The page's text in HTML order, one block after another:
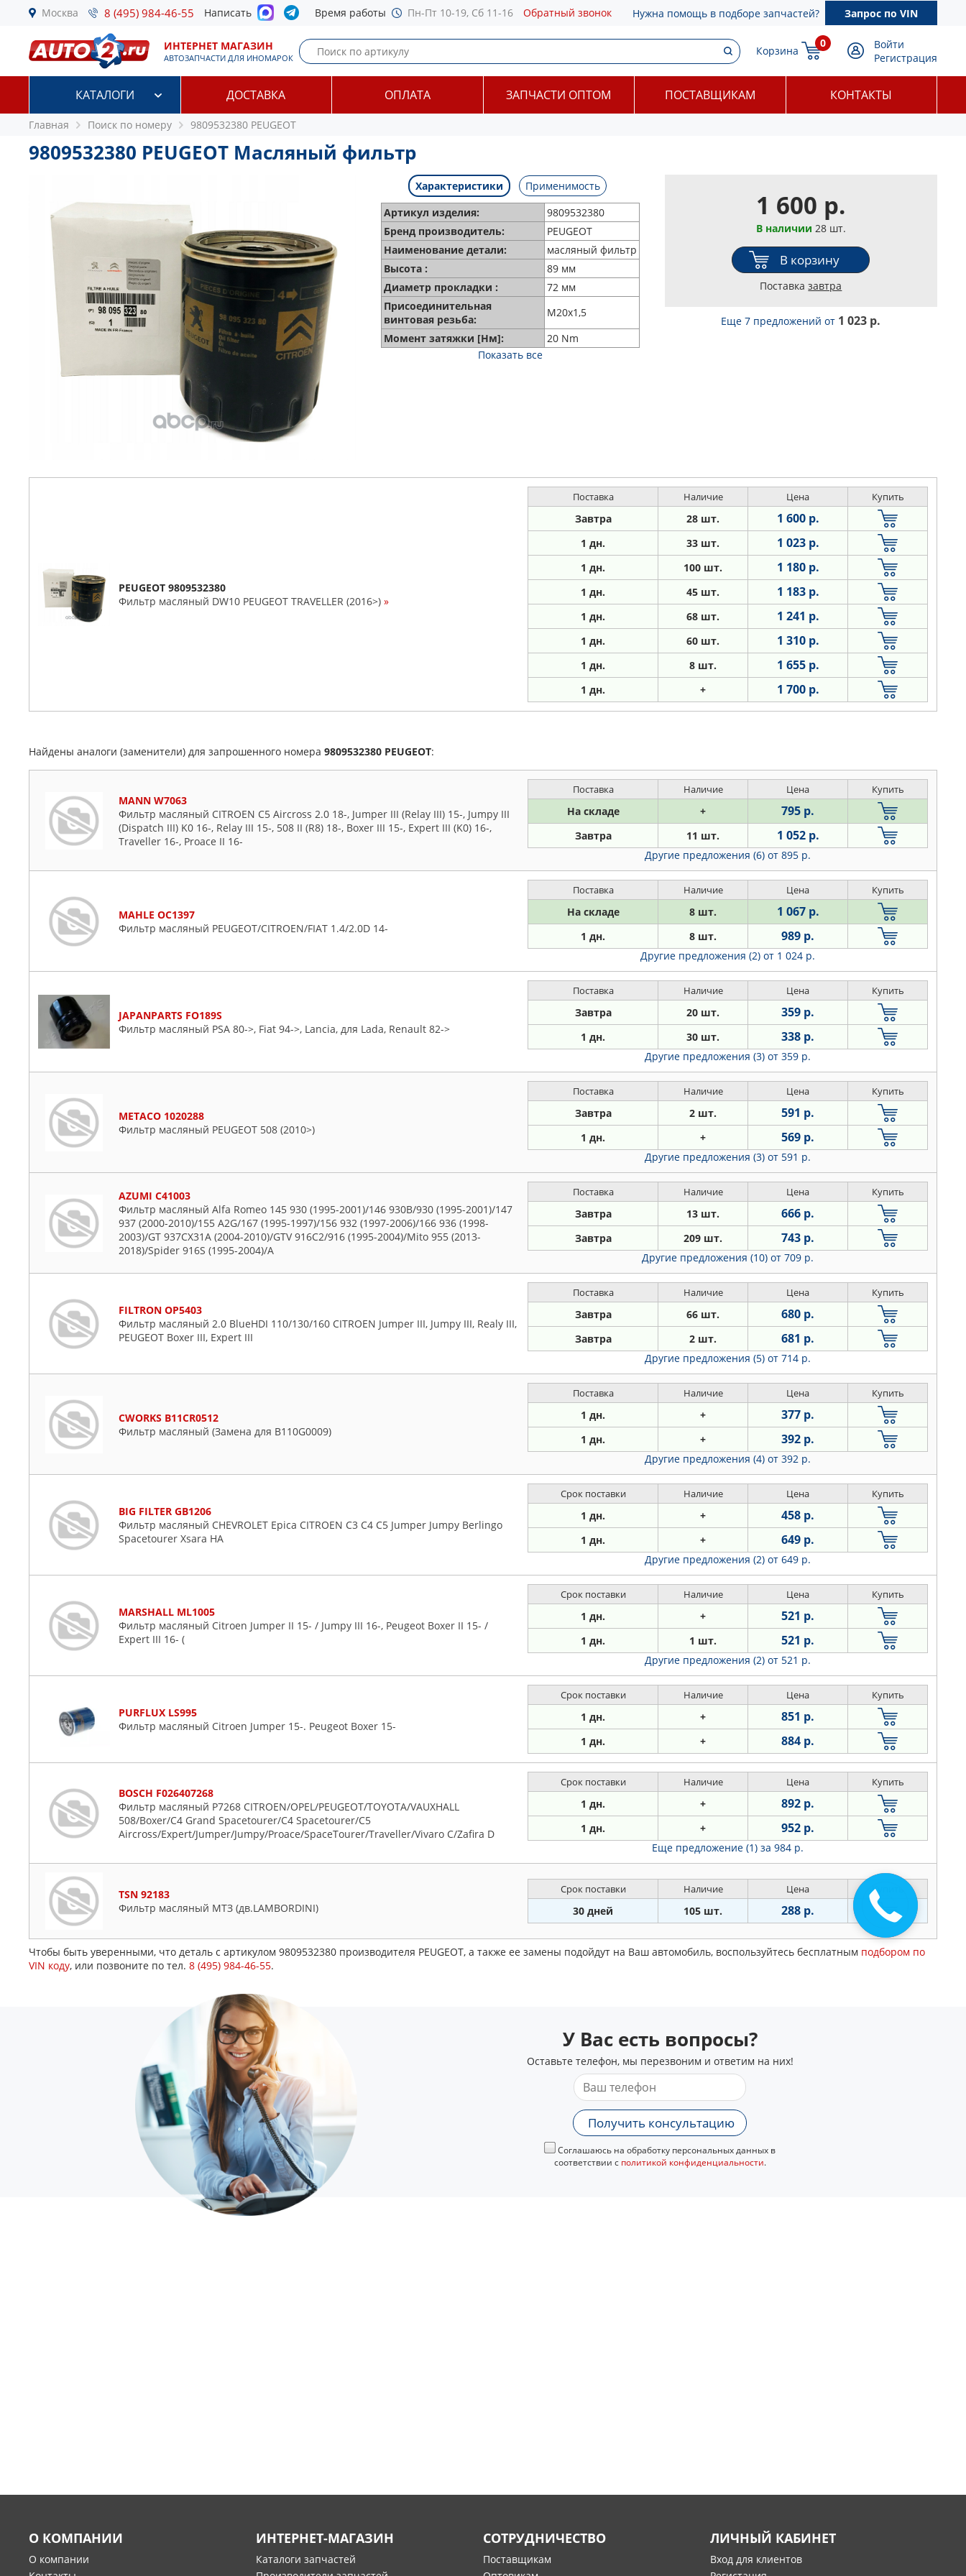
Москва 8 (495) 984-46-55 Написать Время работы Пн-Пт 10-19, Сб 11-16 Обратный звонок Нужна помощь в подборе запчастей? Запрос по VIN
ИНТЕРНЕТ МАГАЗИН
АВТОЗАПЧАСТИ ДЛЯ ИНОМАРОК
Корзина
0
Войти
Регистрация
КАТАЛОГИ ДОСТАВКА ОПЛАТА ЗАПЧАСТИ ОПТОМ ПОСТАВЩИКАМ КОНТАКТЫ
Главная Поиск по номеру 9809532380 PEUGEOT
9809532380 PEUGEOT Масляный фильтр
Характеристики
Применимость
Артикул изделия:
9809532380
Бренд производитель:
PEUGEOT
Наименование детали:
масляный фильтр
Высота :
89 мм
Диаметр прокладки :
72 мм
Присоединительная
винтовая резьба:
M20x1,5
Момент затяжки [Нм]:
20 Nm
Показать все
1 600 р.
В наличии 28 шт.
В корзину
Поставказавтра
Еще 7 предложенийот 1 023 р.
PEUGEOT 9809532380
Фильтр масляный DW10 PEUGEOT TRAVELLER (2016>) »
Поставка Наличие Цена Купить
Завтра 28 шт. 1 600 р.
1 дн. 33 шт. 1 023 р.
1 дн. 100 шт. 1 180 р.
1 дн. 45 шт. 1 183 р.
1 дн. 68 шт. 1 241 р.
1 дн. 60 шт. 1 310 р.
1 дн. 8 шт. 1 655 р.
1 дн. + 1 700 р.
Найдены аналоги (заменители) для запрошенного номера 9809532380 PEUGEOT:
MANN W7063
Фильтр масляный CITROEN C5 Aircross 2.0 18-, Jumper III (Relay III) 15-, Jumpy III
(Dispatch III) K0 16-, Relay III 15-, 508 II (R8) 18-, Boxer III 15-, Expert III (K0) 16-,
Traveller 16-, Proace II 16-
Поставка Наличие Цена Купить
На складе + 795 р.
Завтра 11 шт. 1 052 р.
Другие предложения (6) от 895 р.
MAHLE OC1397
Фильтр масляный PEUGEOT/CITROEN/FIAT 1.4/2.0D 14-
Поставка Наличие Цена Купить
На складе 8 шт. 1 067 р.
1 дн. 8 шт. 989 р.
Другие предложения (2) от 1 024 р.
JAPANPARTS FO189S
Фильтр масляный PSA 80->, Fiat 94->, Lancia, для Lada, Renault 82->
Поставка Наличие Цена Купить
Завтра 20 шт. 359 р.
1 дн. 30 шт. 338 р.
Другие предложения (3) от 359 р.
METACO 1020288
Фильтр масляный PEUGEOT 508 (2010>)
Поставка Наличие Цена Купить
Завтра 2 шт. 591 р.
1 дн. + 569 р.
Другие предложения (3) от 591 р.
AZUMI C41003
Фильтр масляный Alfa Romeo 145 930 (1995-2001)/146 930B/930 (1995-2001)/147
937 (2000-2010)/155 A2G/167 (1995-1997)/156 932 (1997-2006)/166 936 (1998-
2003)/GT 937CX31A (2004-2010)/GTV 916C2/916 (1995-2004)/Mito 955 (2013-
2018)/Spider 916S (1995-2004)/A
Поставка Наличие Цена Купить
Завтра 13 шт. 666 р.
Завтра 209 шт. 743 р.
Другие предложения (10) от 709 р.
FILTRON OP5403
Фильтр масляный 2.0 BlueHDI 110/130/160 CITROEN Jumper III, Jumpy III, Realy III,
PEUGEOT Boxer III, Expert III
Поставка Наличие Цена Купить
Завтра 66 шт. 680 р.
Завтра 2 шт. 681 р.
Другие предложения (5) от 714 р.
CWORKS B11CR0512
Фильтр масляный (Замена для B110G0009)
Поставка Наличие Цена Купить
1 дн. + 377 р.
1 дн. + 392 р.
Другие предложения (4) от 392 р.
BIG FILTER GB1206
Фильтр масляный CHEVROLET Epica CITROEN C3 C4 C5 Jumper Jumpy Berlingo
Spacetourer Xsara HA
Срок поставки Наличие Цена Купить
1 дн. + 458 р.
1 дн. + 649 р.
Другие предложения (2) от 649 р.
MARSHALL ML1005
Фильтр масляный Citroen Jumper II 15- / Jumpy III 16-, Peugeot Boxer II 15- /
Expert III 16- (
Срок поставки Наличие Цена Купить
1 дн. + 521 р.
1 дн. 1 шт. 521 р.
Другие предложения (2) от 521 р.
PURFLUX LS995
Фильтр масляный Citroen Jumper 15-. Peugeot Boxer 15-
Срок поставки Наличие Цена Купить
1 дн. + 851 р.
1 дн. + 884 р.
BOSCH F026407268
Фильтр масляный P7268 CITROEN/OPEL/PEUGEOT/TOYOTA/VAUXHALL
508/Boxer/C4 Grand Spacetourer/C4 Spacetourer/C5
Aircross/Expert/Jumper/Jumpy/Proace/SpaceTourer/Traveller/Vivaro C/Zafira D
Срок поставки Наличие Цена Купить
1 дн. + 892 р.
1 дн. + 952 р.
Еще предложение (1) за 984 р.
TSN 92183
Фильтр масляный МТЗ (дв.LAMBORDINI)
Срок поставки Наличие Цена Купить
30 дней 105 шт. 288 р.
Чтобы быть уверенными, что деталь с артикулом 9809532380 производителя PEUGEOT, а также ее замены подойдут на Ваш автомобиль, воспользуйтесь бесплатным подбором по
VIN коду, или позвоните по тел. 8 (495) 984-46-55.
У Вас есть вопросы?
Оставьте телефон, мы перезвоним и ответим на них!
Получить консультацию
Соглашаюсь на обработку персональных данных в
соответствии с политикой конфиденциальности.
О КОМПАНИИ
О компании
ИНТЕРНЕТ-МАГАЗИН
Каталоги запчастей
СОТРУДНИЧЕСТВО
Поставщикам
ЛИЧНЫЙ КАБИНЕТ
Вход для клиентов